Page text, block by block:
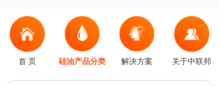
首 页 硅油产品分类 解决方案 关于中联邦